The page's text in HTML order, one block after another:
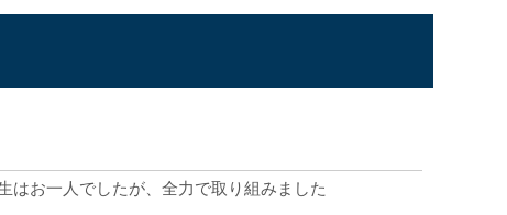
はお一人でしたが、全力で取り組みました